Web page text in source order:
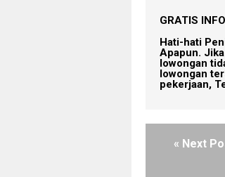
GRATIS
Hati-hati
Apapun.
lowongan
lowongan
pekerjaan,
« Next